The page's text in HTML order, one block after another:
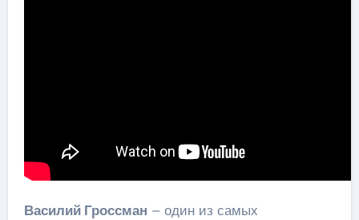
Василий Гроссман – один из самых